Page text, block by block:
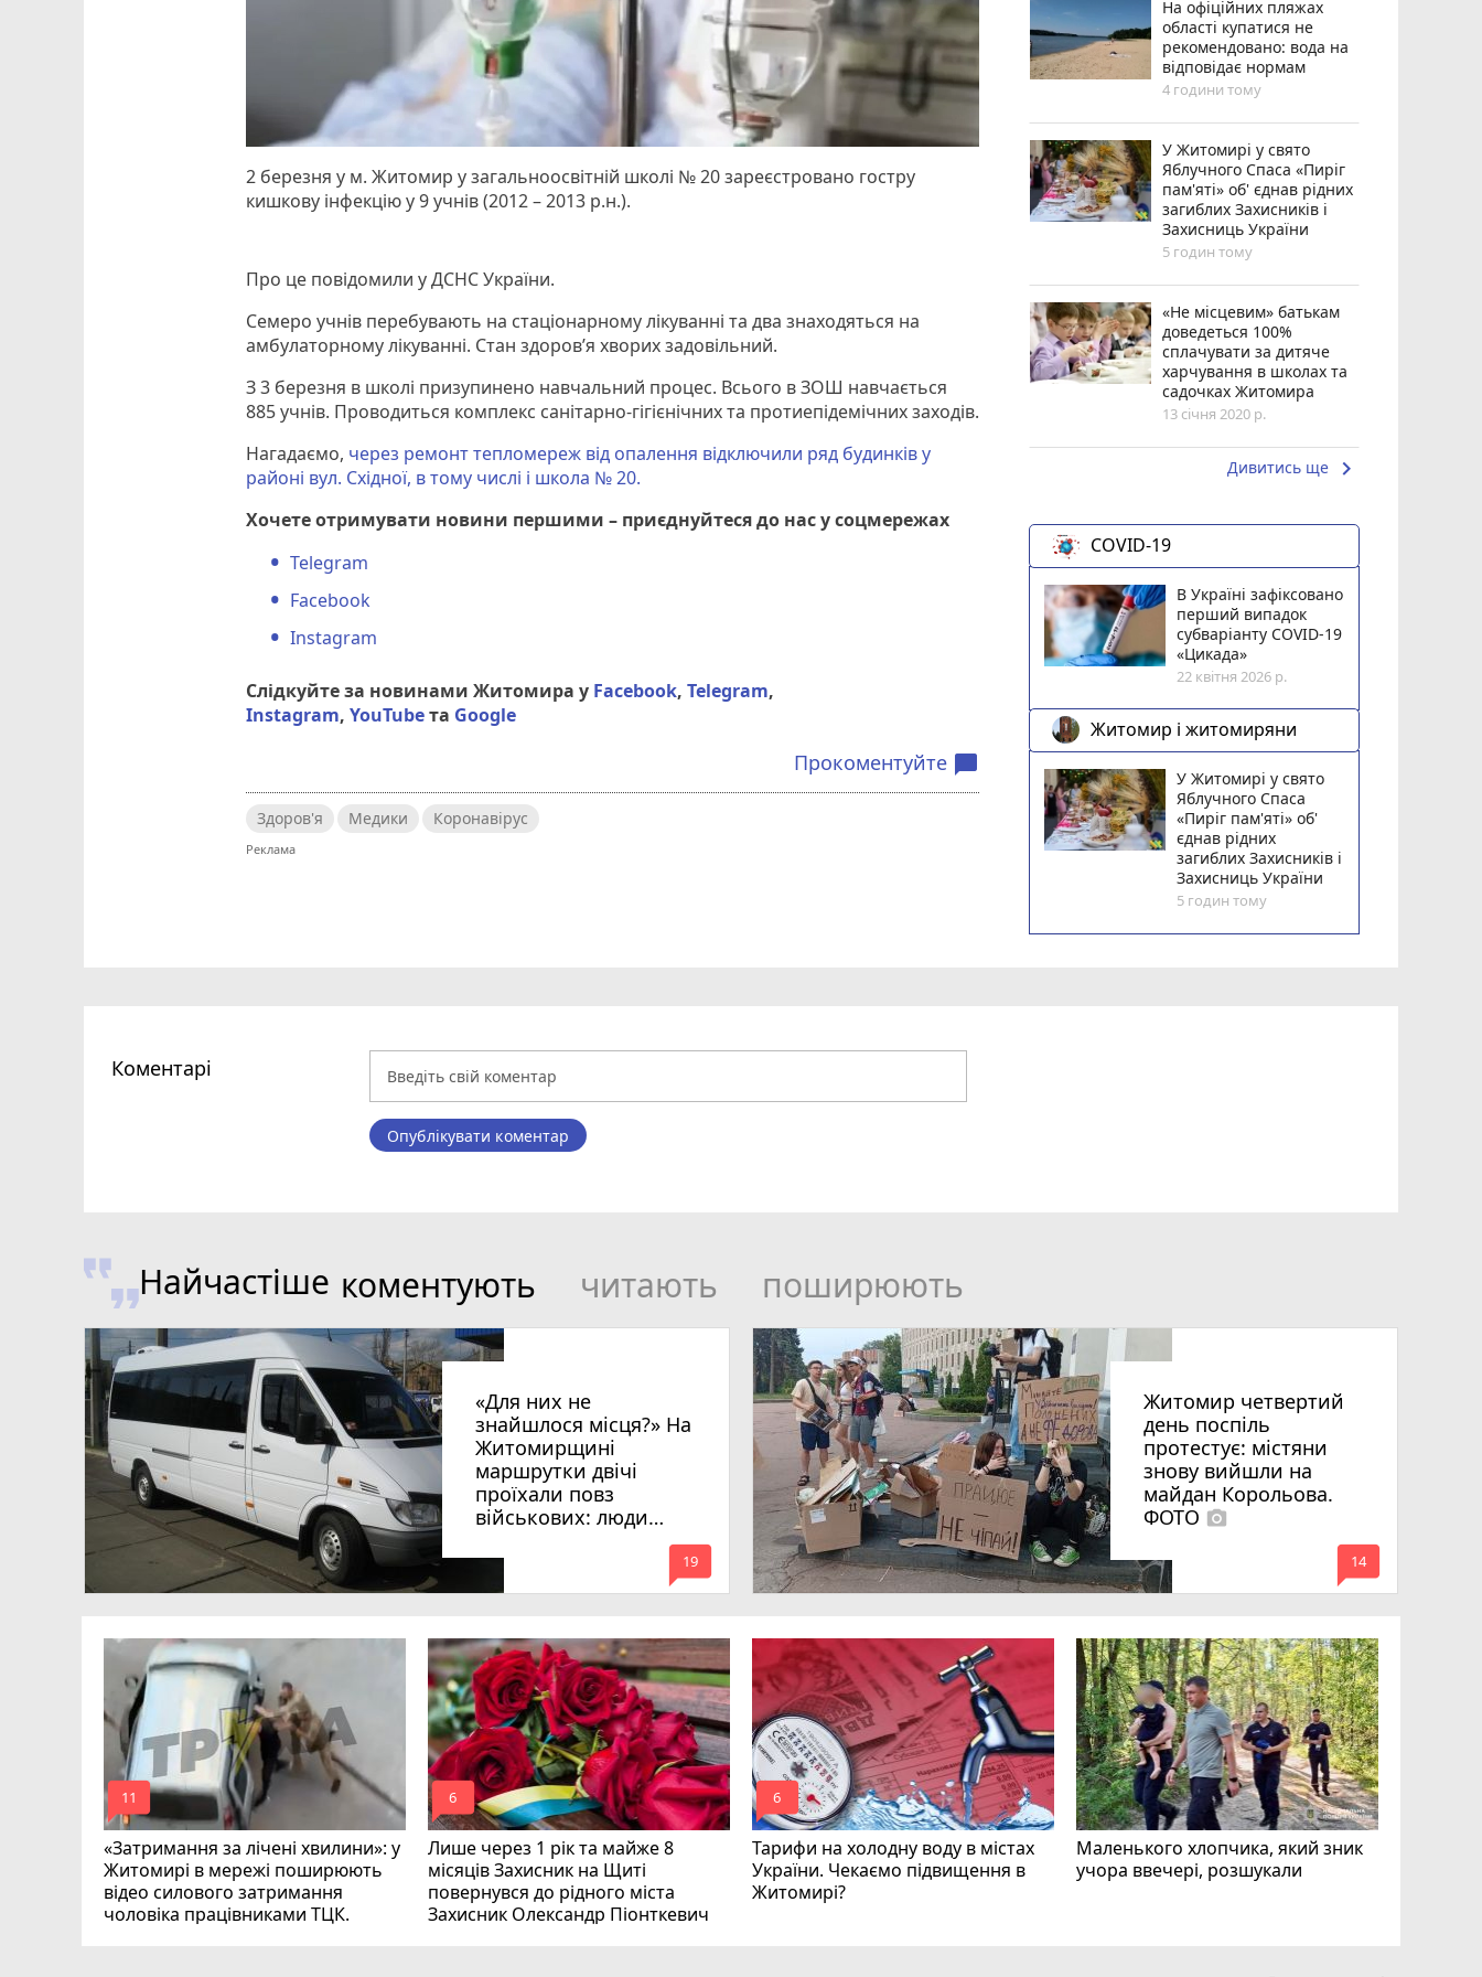
2 березня у м. Житомир у загальноосвітній школі № 20 зареєстровано гостру
кишкову інфекцію у 9 учнів (2012 – 2013 р.н.).
Про це повідомили у ДСНС України.
Семеро учнів перебувають на стаціонарному лікуванні та два знаходяться на
амбулаторному лікуванні. Стан здоров’я хворих задовільний.
З 3 березня в школі призупинено навчальний процес. Всього в ЗОШ навчається
885 учнів. Проводиться комплекс санітарно-гігієнічних та протиепідемічних заходів.
Нагадаємо, через ремонт тепломереж від опалення відключили ряд будинків у
районі вул. Східної, в тому числі і школа № 20.
Хочете отримувати новини першими – приєднуйтеся до нас у соцмережах
Telegram
Facebook
Instagram
Слідкуйте за новинами Житомира у Facebook,Telegram,
Instagram,YouTubeта Google
Прокоментуйте chat_bubble
Здоров'я Медики Коронавірус
На офіційних пляжах
області купатися не
рекомендовано: вода на
відповідає нормам
4 години тому
У Житомирі у свято
Яблучного Спаса «Пиріг
пам'яті» об' єднав рідних
загиблих Захисників і
Захисниць України
5 годин тому
«Не місцевим» батькам
доведеться 100%
сплачувати за дитяче
харчування в школах та
садочках Житомира
13 січня 2020 р.
Дивитись ще keyboard_arrow_right
COVID-19
В Україні зафіксовано
перший випадок
субваріанту COVID-19
«Цикада»
22 квітня 2026 р.
Житомир і житомиряни
У Житомирі у свято
Яблучного Спаса
«Пиріг пам'яті» об'
єднав рідних
загиблих Захисників і
Захисниць України
5 годин тому
Коментарі
Опублікувати коментар
Найчастіше коментують читають поширюють
«Для них не
знайшлося місця?» На
Житомирщині
маршрутки двічі
проїхали повз
військових: люди
вимагають покарати
винних
mode_comment
19
Житомир четвертий
день поспіль
протестує: містяни
знову вийшли на
майдан Корольова.
ФОТО photo_camera
mode_comment
14
«Затримання за лічені хвилини»: у
Житомирі в мережі поширюють
відео силового затримання
чоловіка працівниками ТЦК.
mode_comment
11
Лише через 1 рік та майже 8
місяців Захисник на Щиті
повернувся до рідного міста
Захисник Олександр Піонткевич
mode_comment
6
Тарифи на холодну воду в містах
України. Чекаємо підвищення в
Житомирі?
mode_comment
6
Маленького хлопчика, який зник
учора ввечері, розшукали